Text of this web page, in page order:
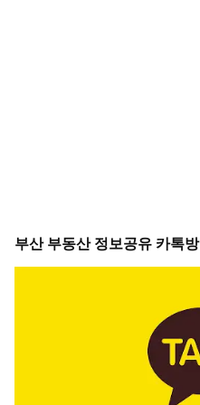
부산 부동산 정보공유 카톡방